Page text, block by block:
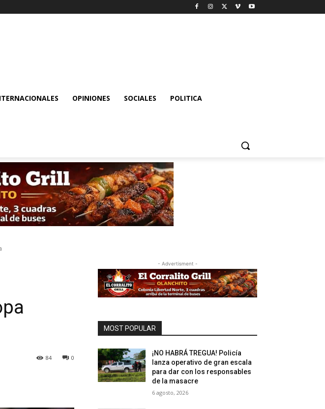
OPINIONES SOCIALES POLITICA
0
84
- Advertisment -
MOST POPULAR
¡NO HABRÁ TREGUA! Policía
lanza operativo de gran escala
para dar con los responsables
de la masacre
6 agosto, 2026